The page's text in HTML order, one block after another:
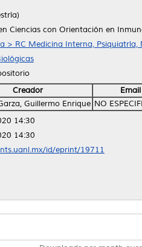
Ciencias con Orientación en
> RC Medicina Interna, Psiquiatría,
Creador
Email
Guillermo Enrique NO
14:30
14:30
id/eprint/19711